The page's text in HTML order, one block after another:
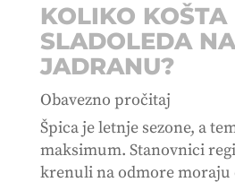
KOLIKO KOŠTA
SLADOLEDA NA
JADRANU?
Obavezno pročitaj
Špica je letnje sezone, a
maksimum. Stanovnici
krenuli na odmore moraju